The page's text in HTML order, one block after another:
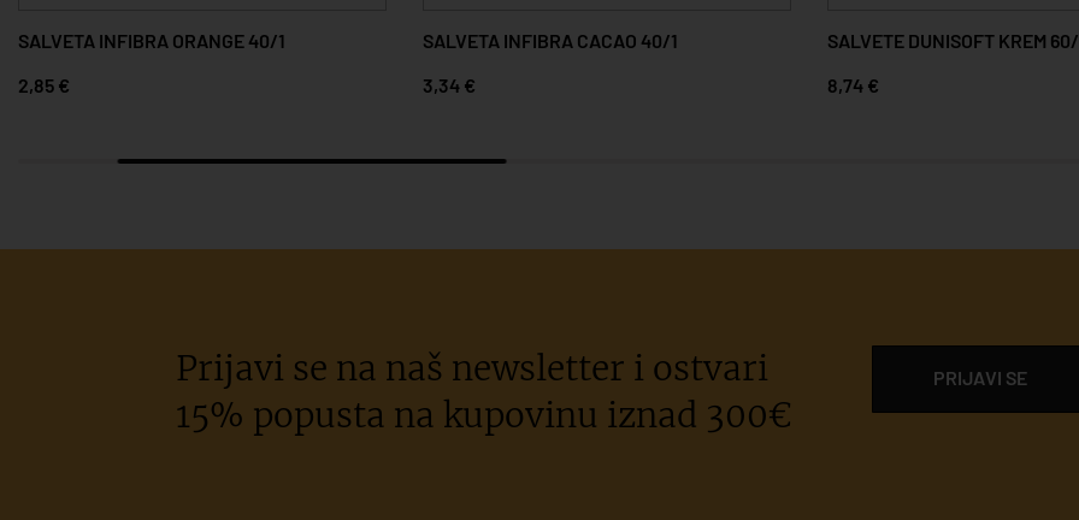
SALVETA INFIBRA ORANGE 40/1
2,85 €
SALVETA INFIBRA CACAO 40/1
3,34 €
SALVETE DUNISOFT KREM
8,74 €
Prijavi se na naš newsletter i ostvari
15% popusta na kupovinu iznad 300€
PRIJAVI SE